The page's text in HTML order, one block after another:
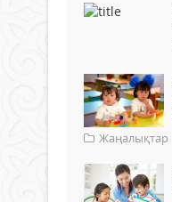
Жаңалықтар